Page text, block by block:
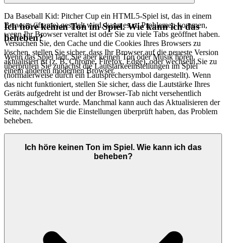
Da Baseball Kid: Pitcher Cup ein HTML5-Spiel ist, das in einem
Browser (iframe) gespielt wird, kann es zu Problemen kommen,
wenn Ihr Browser veraltet ist oder Sie zu viele Tabs geöffnet haben.
Versuchen Sie, den Cache und die Cookies Ihres Browsers zu
löschen, stellen Sie sicher, dass Ihr Browser auf die neueste Version
aktualisiert ist (z. B. Chrome, Firefox, Edge), oder wechseln Sie zu
einem anderen modernen Browser.
Ich höre keinen Ton im Spiel. Wie kann ich das
beheben?
Wenn das Spiel lädt, Sie aber keinen Ton oder Musik hören,
überprüfen Sie zunächst die Lautstärkeeinstellungen im Spiel
(normalerweise durch ein Lautsprechersymbol dargestellt). Wenn
das nicht funktioniert, stellen Sie sicher, dass die Lautstärke Ihres
Geräts aufgedreht ist und der Browser-Tab nicht versehentlich
stummgeschaltet wurde. Manchmal kann auch das Aktualisieren der
Seite, nachdem Sie die Einstellungen überprüft haben, das Problem
beheben.
Ich höre keinen Ton im Spiel. Wie kann ich das
beheben?